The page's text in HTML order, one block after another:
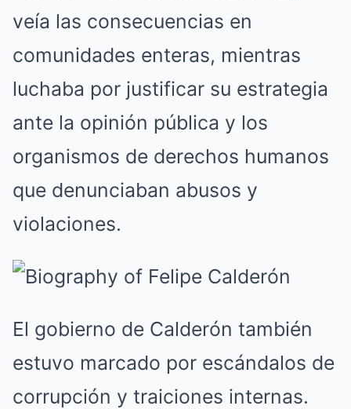
veía las consecuencias en
comunidades enteras, mientras
luchaba por justificar su estrategia
ante la opinión pública y los
organismos de derechos humanos
que denunciaban abusos y
violaciones.
El gobierno de Calderón también
estuvo marcado por escándalos de
corrupción y traiciones internas.